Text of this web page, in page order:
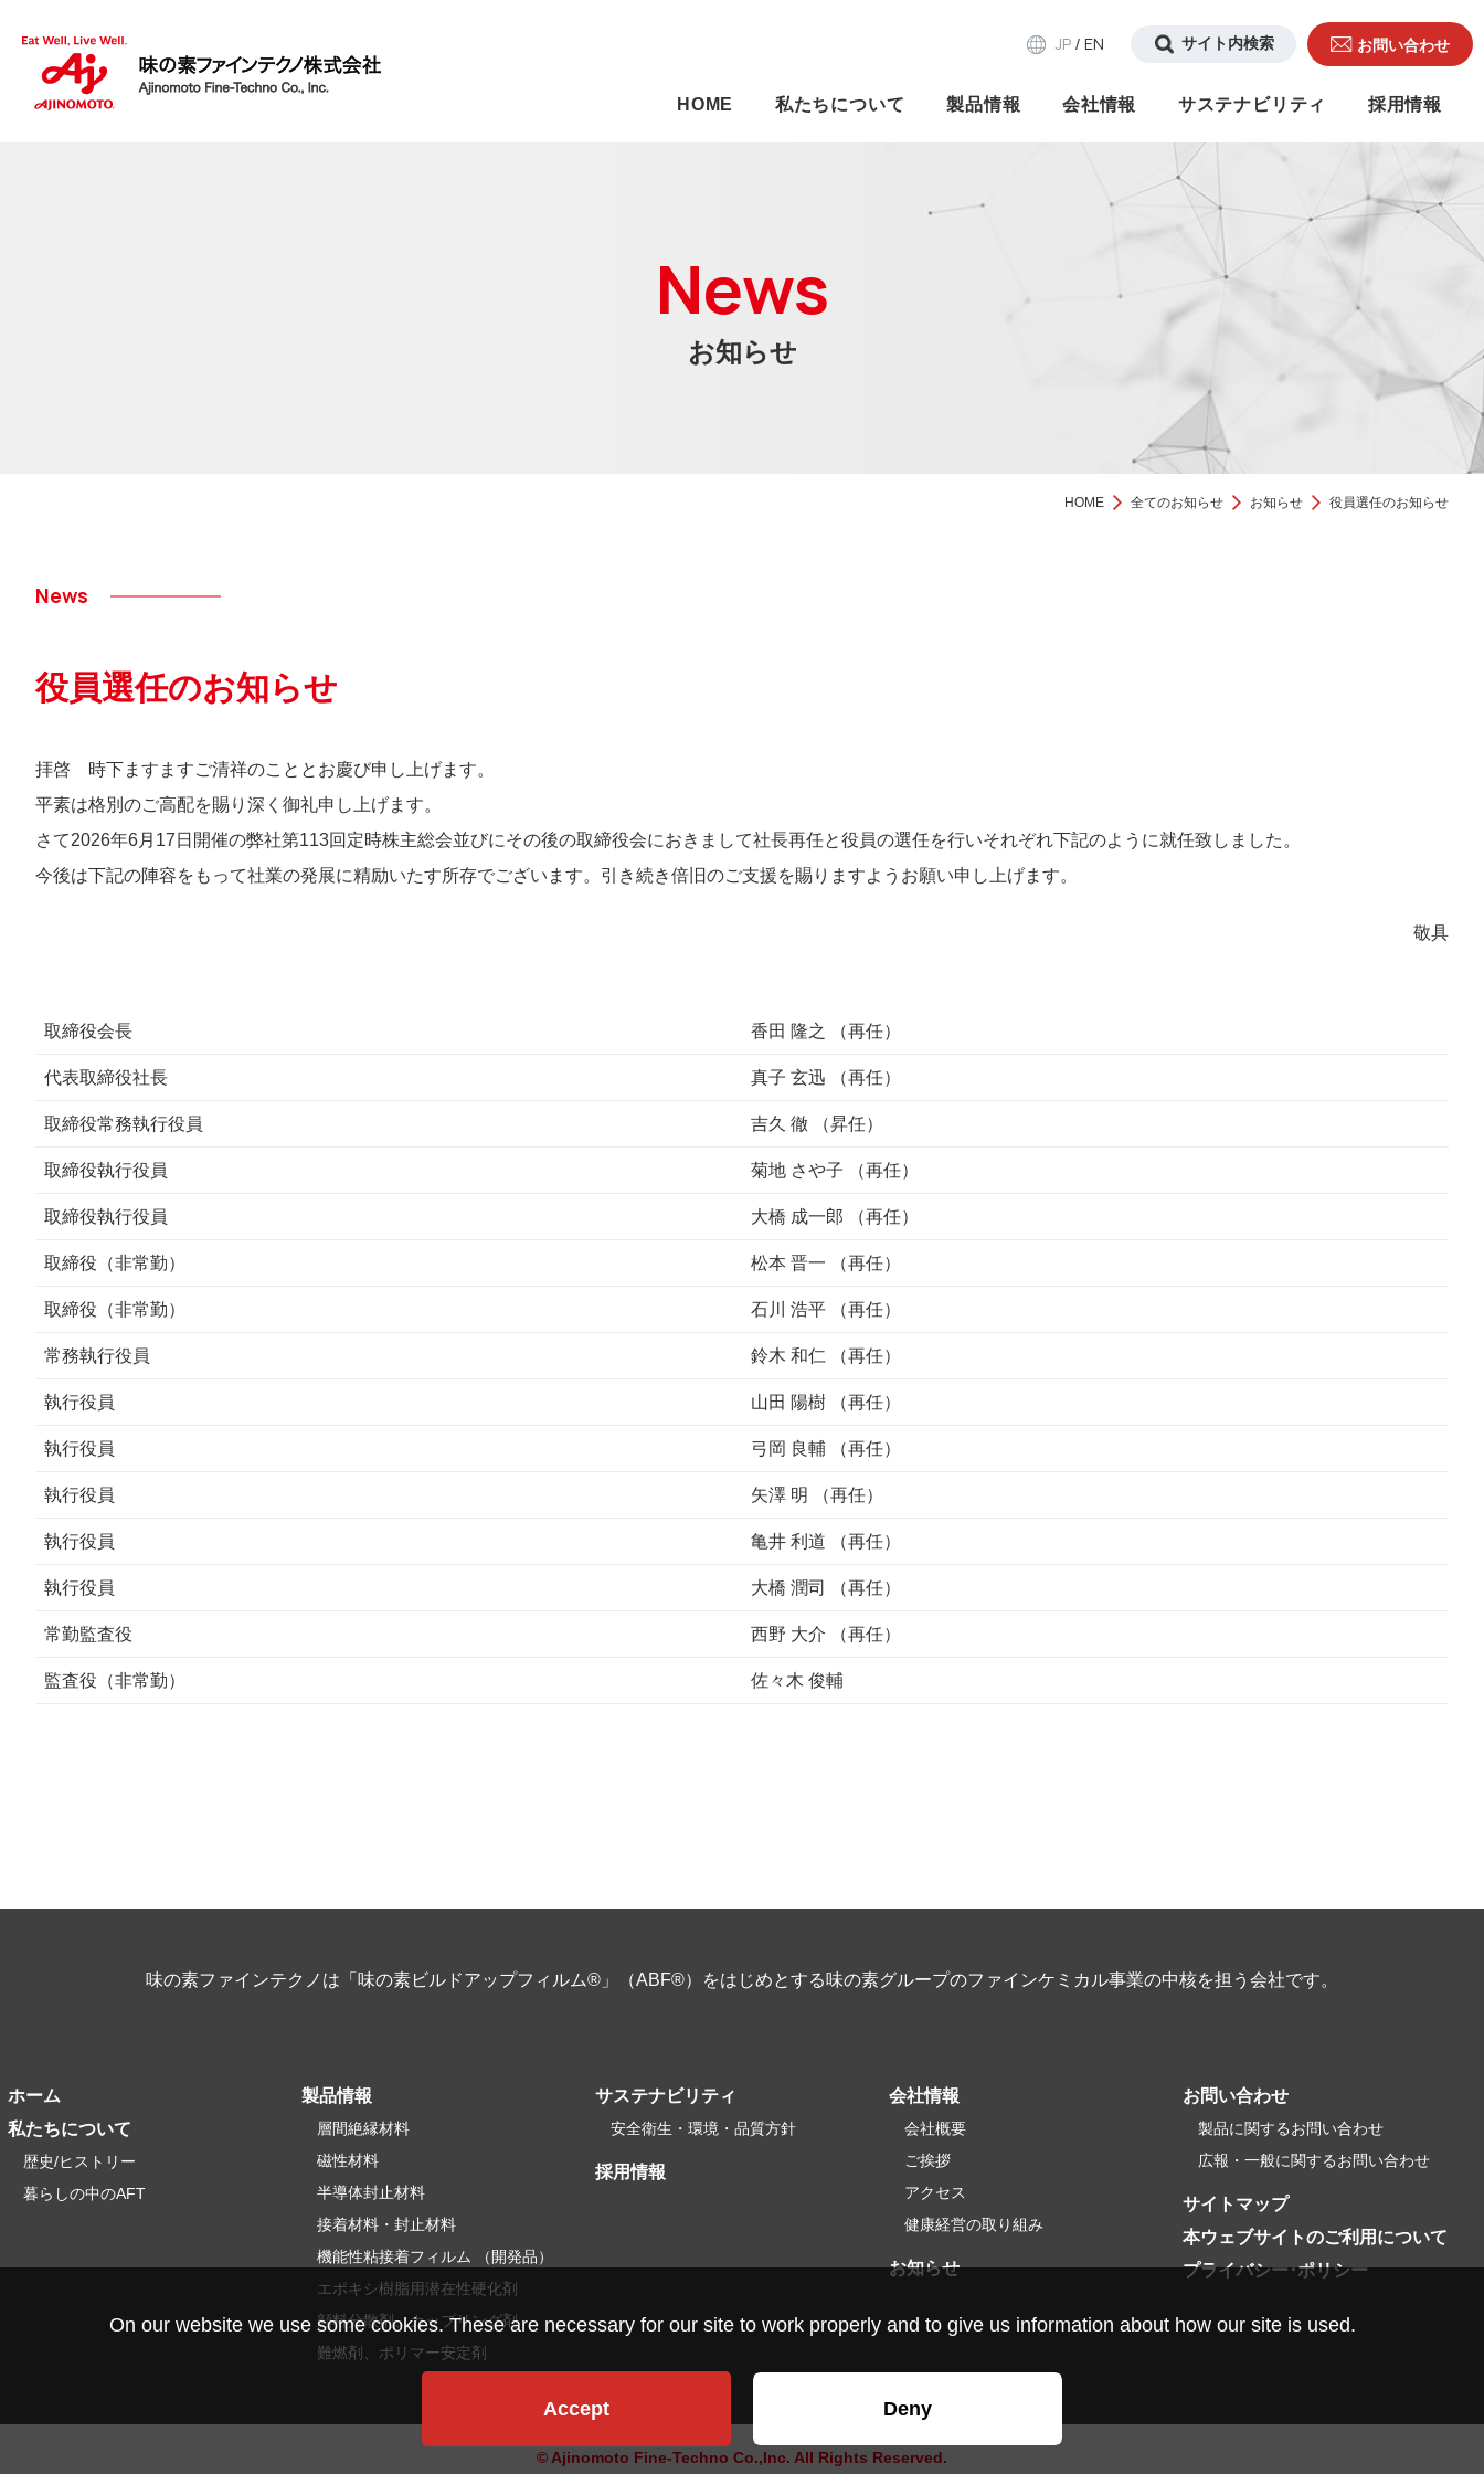
JP / EN お問い合わせ
HOME 私たちについて 製品情報 会社情報 サステナビリティ 採用情報
News
お知らせ
HOME 全てのお知らせ お知らせ 役員選任のお知らせ
News
役員選任のお知らせ
拝啓 時下ますますご清祥のこととお慶び申し上げます。
平素は格別のご高配を賜り深く御礼申し上げます。
さて2026年6月17日開催の弊社第113回定時株主総会並びにその後の取締役会におきまして社長再任と役員の選任を行いそれぞれ下記のように就任致しました。
今後は下記の陣容をもって社業の発展に精励いたす所存でございます。引き続き倍旧のご支援を賜りますようお願い申し上げます。
敬具
取締役会長 香田 隆之 （再任）
代表取締役社長 真子 玄迅 （再任）
取締役常務執行役員 吉久 徹 （昇任）
取締役執行役員 菊地 さや子 （再任）
取締役執行役員 大橋 成一郎 （再任）
取締役（非常勤） 松本 晋一 （再任）
取締役（非常勤） 石川 浩平 （再任）
常務執行役員 鈴木 和仁 （再任）
執行役員 山田 陽樹 （再任）
執行役員 弓岡 良輔 （再任）
執行役員 矢澤 明 （再任）
執行役員 亀井 利道 （再任）
執行役員 大橋 潤司 （再任）
常勤監査役 西野 大介 （再任）
監査役（非常勤） 佐々木 俊輔
味の素ファインテクノは「味の素ビルドアップフィルム®」（ABF®）をはじめとする味の素グループのファインケミカル事業の中核を担う会社です。
ホーム
私たちについて
歴史/ヒストリー
暮らしの中のAFT
製品情報
層間絶縁材料
磁性材料
半導体封止材料
接着材料・封止材料
機能性粘接着フィルム （開発品）
エポキシ樹脂用潜在性硬化剤
顔料分散剤、カップリング剤
難燃剤、ポリマー安定剤
サステナビリティ
安全衛生・環境・品質方針
採用情報
会社情報
会社概要
ご挨拶
アクセス
健康経営の取り組み
お知らせ
お問い合わせ
製品に関するお問い合わせ
広報・一般に関するお問い合わせ
サイトマップ
本ウェブサイトのご利用について
プライバシー･ポリシー
© Ajinomoto Fine-Techno Co.,Inc. All Rights Reserved.
On our website we use some cookies. These are necessary for our site to work properly and to give us information about how our site is used.
Accept Deny